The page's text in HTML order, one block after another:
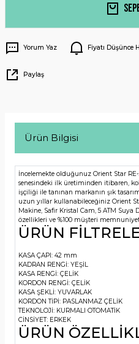
Yorum Yaz Fiyatı Düşünce
Paylaş
Ürün Bilgisi
İncelemekte olduğunuz Orient Star RE-
senesindeki ilk üretiminden itibaren,
işçiliği ile tanınan markanın şık
uzun yıllar kullanabileceğiniz Orient
Makine, Safir Kristal Cam, 5 ATM Suya
özellikleri ve %100 müşteri
ÜRÜN
KASA ÇAPI: 42 mm
KADRAN RENGİ: YEŞİL
KASA RENGİ: ÇELİK
KORDON RENGİ: ÇELİK
KASA ŞEKLİ: YUVARLAK
KORDON TİPİ: PASLANMAZ ÇELİK
TEKNOLOJİ: KURMALI OTOMATİK
CİNSİYET: ERKEK
ÜRÜN